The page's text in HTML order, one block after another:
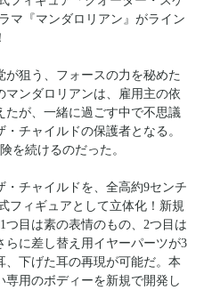
マ『マンダロリアン』がライン
狙う、フォースの力を秘めた
ンダロリアンは、雇用主の依
たが、一緒に過ごす中で不思議
チャイルドの保護者となる。
を続けるのだった。
・チャイルドを、全高約9センチ
フィギュアとして立体化！新規
目は素の表情のもの、2つ目は
らに差し替え用イヤーパーツが3
下げた耳の再現が可能だ。本
用のボディーを新規で開発し